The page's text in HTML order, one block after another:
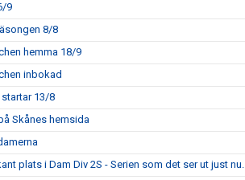
9
8/8
hemma 18/9
inbokad
13/8
Skånes hemsida
plats i Dam Div 2S - Serien som det ser ut just nu.